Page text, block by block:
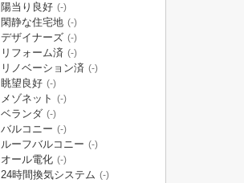
陽当り良好 (-)
閑静な住宅地 (-)
デザイナーズ (-)
リフォーム済 (-)
リノベーション済 (-)
眺望良好 (-)
メゾネット (-)
ベランダ (-)
バルコニー (-)
ルーフバルコニー (-)
オール電化 (-)
24時間換気システム (-)